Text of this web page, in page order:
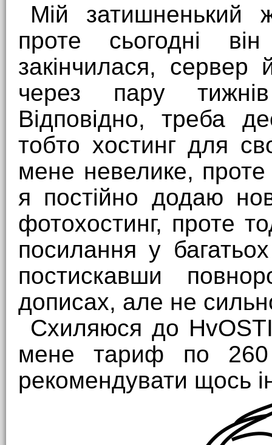
Мій затишненький
проте сьогодні
закінчилася, сервер
через пару
Відповідно, треба
тобто хостинг для
мене невелике, проте
я постійно додаю
фотохостинг, проте
посилання у
постискавши
дописах, але не
Схиляюся до
мене тариф по 260
рекомендувати щось